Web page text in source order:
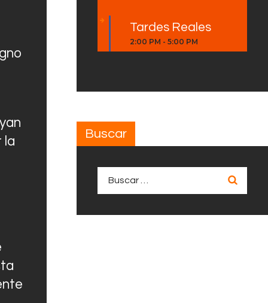
la
Tardes Reales
2:00 PM -5:00 PM
Buscar